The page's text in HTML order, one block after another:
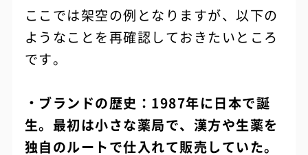
ここでは架空の例となりますが、以下の
ようなことを再確認しておきたいところ
です。
・ブランドの歴史：1987年に日本で誕
生。最初は小さな薬局で、漢方や生薬を
独自のルートで仕入れて販売していた。